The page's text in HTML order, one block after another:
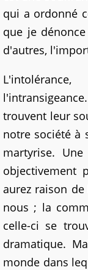
qui a ordonné
que je
d'autres,
trouvent leur
notre société à
martyrise.
objectivement
aurez raison
nous ; la
celle-ci se
dramatique.
monde dans